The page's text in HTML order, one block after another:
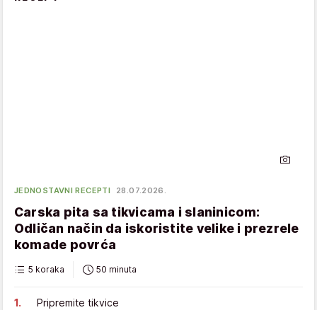
JEDNOSTAVNI RECEPTI 28.07.2026.
Carska pita sa tikvicama i slaninicom:
Odličan način da iskoristite velike i prezrele
komade povrća
5 koraka 50 minuta
Pripremite tikvice